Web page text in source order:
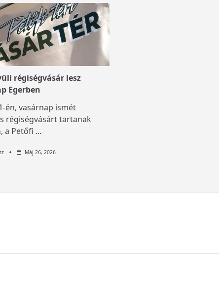
régiségvásár lesz
Egerben
én, vasárnap ismét
régiségvásárt tartanak
a Petőfi ...
Máj 26, 2026